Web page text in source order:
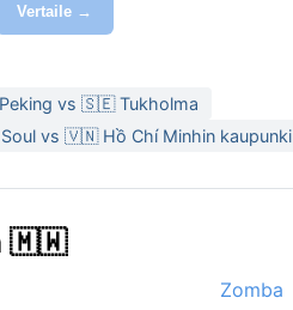
Vertaile →
vs 🇸🇪 Tukholma
vs 🇻🇳 Hồ Chí Minhin kaupunki
🇲🇼
Zomba